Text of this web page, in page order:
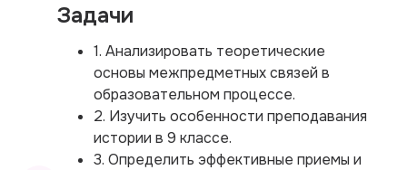
Задачи
1. Анализировать теоретические
основы межпредметных связей в
образовательном процессе.
2. Изучить особенности преподавания
истории в 9 классе.
3. Определить эффективные приемы и